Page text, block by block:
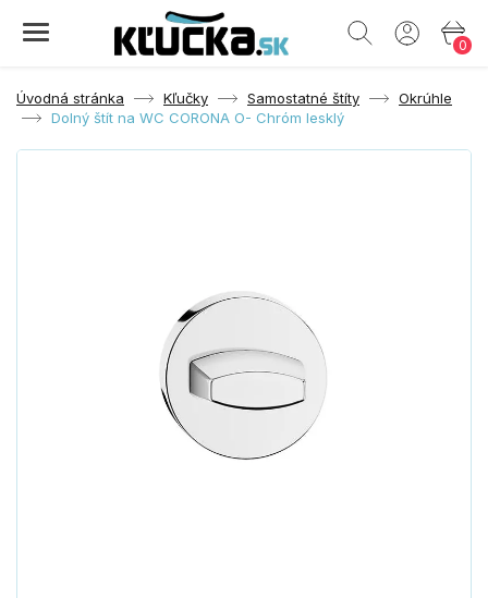
0
Úvodná stránka Kľučky Samostatné štíty
Okrúhle
Dolný štít na WC CORONA O- Chróm lesklý